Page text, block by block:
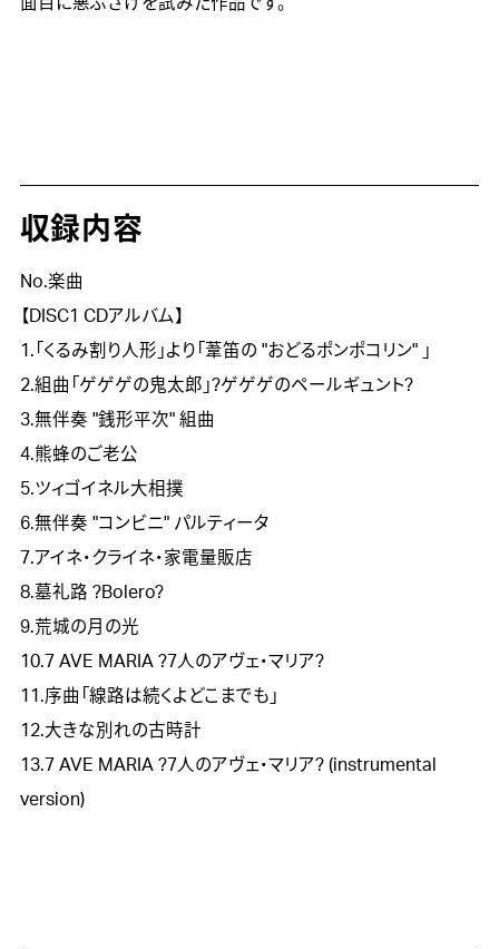
収録内容
No.楽曲
【DISC1 CDアルバム】
1.「くるみ割り人形」より「葦笛の "おどるポンポコリン" 」
2.組曲「ゲゲゲの鬼太郎」?ゲゲゲのペールギュント?
3.無伴奏 "銭形平次" 組曲
4.熊蜂のご老公
5.ツィゴイネル大相撲
6.無伴奏 "コンビニ" パルティータ
7.アイネ・クライネ・家電量販店
8.墓礼路 ?Bolero?
9.荒城の月の光
10.7 AVE MARIA ?7人のアヴェ・マリア?
11.序曲「線路は続くよどこまでも」
12.大きな別れの古時計
13.7 AVE MARIA ?7人のアヴェ・マリア? (instrumental
version)